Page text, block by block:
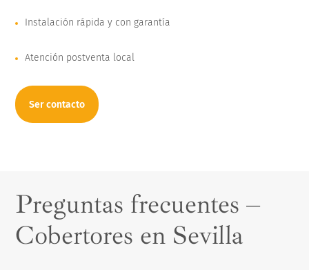
Instalación rápida y con garantía
Atención postventa local
Ser contacto
Preguntas frecuentes –
Cobertores en Sevilla